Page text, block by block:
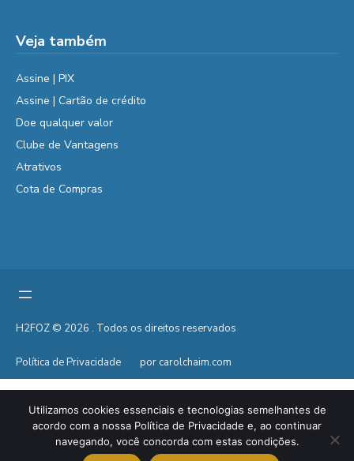
Veja também
Assine | PIX
Assine | Cartão de crédito
Doe qualquer valor
Clube de Vantagens
Atrativos
Cota de Compras
H2FOZ © 2026 . Todos os direitos reservados
Política de Privacidade por carolchaim.com
Utilizamos cookies essenciais e tecnologias semelhantes de
acordo com a nossa Política de Privacidade e, ao continuar
navegando, você concorda com estas condições.